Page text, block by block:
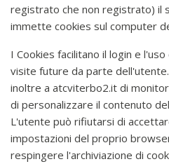
registrato che non registrato) il
immette cookies sul computer
I Cookies facilitano il login e
visite future da parte
inoltre a atcviterbo2.it di
di personalizzare il contenuto
L'utente può rifiutarsi di
impostazioni del proprio
respingere l'archiviazione di